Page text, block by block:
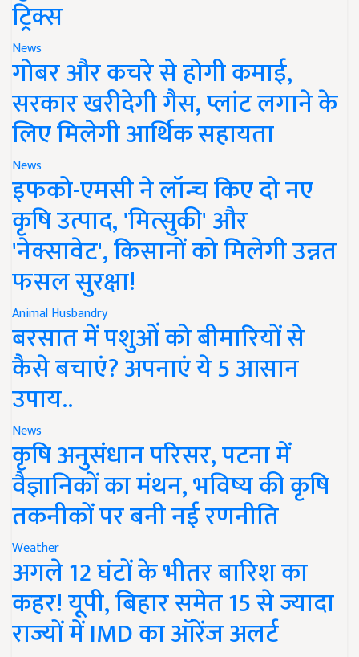
ट्रिक्स
News
गोबर और कचरे से होगी कमाई,
सरकार खरीदेगी गैस, प्लांट लगाने के
लिए मिलेगी आर्थिक सहायता
News
इफको-एमसी ने लॉन्च किए दो नए
कृषि उत्पाद, 'मित्सुकी' और
'नेक्सावेट', किसानों को मिलेगी उन्नत
फसल सुरक्षा!
Animal Husbandry
बरसात में पशुओं को बीमारियों से
कैसे बचाएं? अपनाएं ये 5 आसान
उपाय..
News
कृषि अनुसंधान परिसर, पटना में
वैज्ञानिकों का मंथन, भविष्य की कृषि
तकनीकों पर बनी नई रणनीति
Weather
अगले 12 घंटों के भीतर बारिश का
कहर! यूपी, बिहार समेत 15 से ज्यादा
राज्यों में IMD का ऑरेंज अलर्ट